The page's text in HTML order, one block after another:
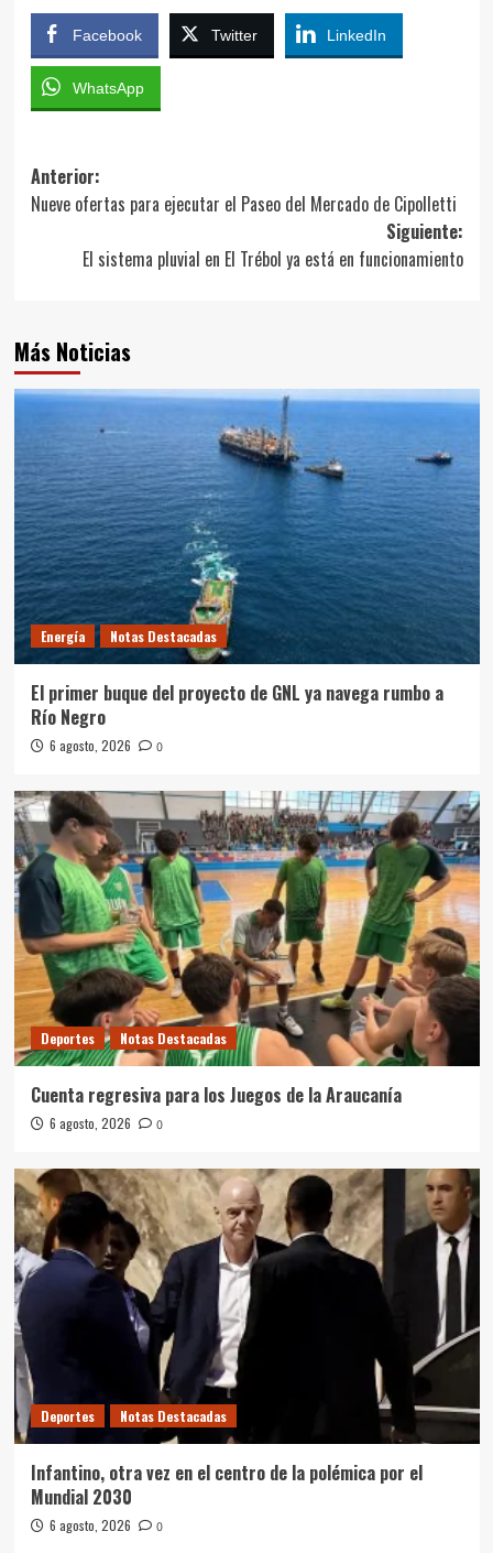
Facebook Twitter LinkedIn
WhatsApp
Navegación
de
entradas
Anterior:
Nueve ofertas para ejecutar el Paseo del Mercado de Cipolletti
Siguiente:
El sistema pluvial en El Trébol ya está en funcionamiento
Más Noticias
Energía Notas Destacadas
El primer buque del proyecto de GNL ya navega rumbo a
Río Negro
6 agosto, 2026 0
Deportes Notas Destacadas
Cuenta regresiva para los Juegos de la Araucanía
6 agosto, 2026 0
Deportes Notas Destacadas
Infantino, otra vez en el centro de la polémica por el
Mundial 2030
6 agosto, 2026 0